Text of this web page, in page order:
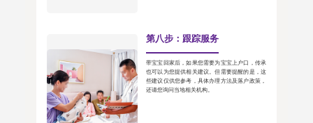
第八步：跟踪服务
带宝宝回家后，如果您需要为宝宝上户口，传承
也可以为您提供相关建议。但需要提醒的是，这
些建议仅供您参考，具体办理方法及落户政策，
还请您询问当地相关机构。